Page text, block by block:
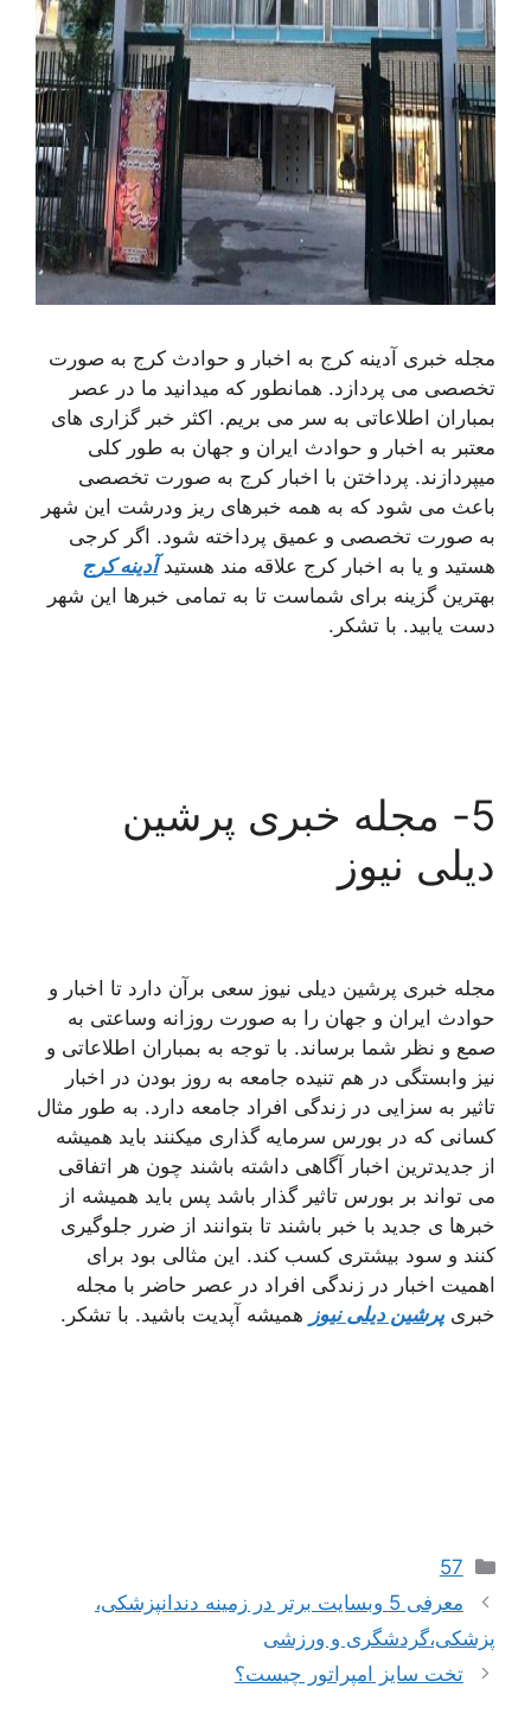
مجله خبری آدینه کرج به اخبار و حوادث کرج به صورت
تخصصی می پردازد. همانطور که میدانید ما در عصر
بمباران اطلاعاتی به سر می بریم. اکثر خبر گزاری های
معتبر به اخبار و حوادث ایران و جهان به طور کلی
میپردازند. پرداختن با اخبار کرج به صورت تخصصی
باعث می شود که به همه خبرهای ریز ودرشت این شهر
به صورت تخصصی و عمیق پرداخته شود. اگر کرجی
هستید و یا به اخبار کرج علاقه مند هستیدآدینه کرج
بهترین گزینه برای شماست تا به تمامی خبرها این شهر
دست یابید. با تشکر.
5- مجله خبری پرشین
دیلی نیوز
مجله خبری پرشین دیلی نیوز سعی برآن دارد تا اخبار و
حوادث ایران و جهان را به صورت روزانه وساعتی به
صمع و نظر شما برساند. با توجه به بمباران اطلاعاتی و
نیز وابستگی در هم تنیده جامعه به روز بودن در اخبار
تاثیر به سزایی در زندگی افراد جامعه دارد. به طور مثال
کسانی که در بورس سرمایه گذاری میکنند باید همیشه
از جدیدترین اخبار آگاهی داشته باشند چون هر اتفاقی
می تواند بر بورس تاثیر گذار باشد پس باید همیشه از
خبرها ی جدید با خبر باشند تا بتوانند از ضرر جلوگیری
کنند و سود بیشتری کسب کند. این مثالی بود برای
اهمیت اخبار در زندگی افراد در عصر حاضر با مجله
خبریپرشین دیلی نیوز همیشه آپدیت باشید. با تشکر.
دسته‌ها
57
معرفی 5 وبسایت برتر در زمینه دندانپزشکی،
پزشکی،گردشگری و ورزشی
تخت سایز امپراتور چیست؟